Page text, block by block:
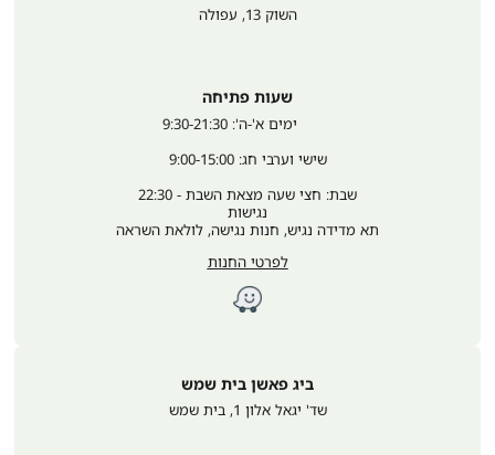
השוק 13 , עפולה
שעות פתיחה
שישי וערבי חג: 9:00-15:00
שבת: חצי שעה מצאת השבת - 22:30
נגישות
תא מדידה נגיש, חנות נגישה, לולאת השראה
לפרטי החנות
ביג פאשן בית שמש
שד' יגאל אלון 1 , בית שמש